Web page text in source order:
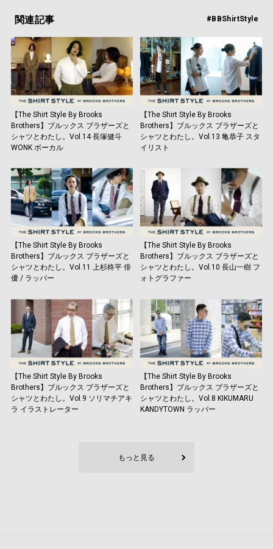
関連記事 #BBShirtStyle
【The Shirt Style By Brooks
Brothers】ブルックス ブラザーズと
シャツとわたし。Vol.14 長塚健斗
WONK ボーカル
【The Shirt Style By Brooks
Brothers】ブルックス ブラザーズと
シャツとわたし。Vol.13 亀恭子 スタ
イリスト
【The Shirt Style By Brooks
Brothers】ブルックス ブラザーズと
シャツとわたし。Vol.11 上杉柊平 俳
優 / ラッパー
【The Shirt Style By Brooks
Brothers】ブルックス ブラザーズと
シャツとわたし。Vol.10 長山一樹 フ
ォトグラファー
【The Shirt Style By Brooks
Brothers】ブルックス ブラザーズと
シャツとわたし。Vol.9 ソリマチアキ
ラ イラストレーター
【The Shirt Style By Brooks
Brothers】ブルックス ブラザーズと
シャツとわたし。Vol.8 KIKUMARU
KANDYTOWN ラッパー
もっと見る